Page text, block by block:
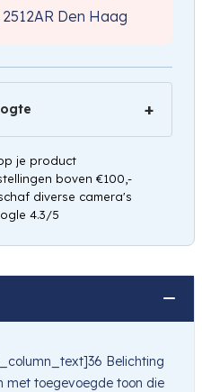
Den Haag
je product
boven €100,-
diverse camera's
4.3/5
Belichting
met toegevoegde toon die